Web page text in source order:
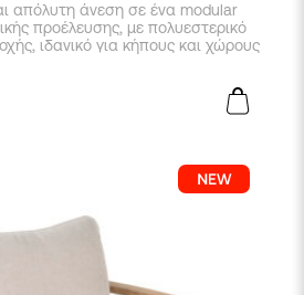
απόλυτη άνεση σε ένα modular
προέλευσης, με πολυεστερικό
ιδανικό για κήπους και χώρους